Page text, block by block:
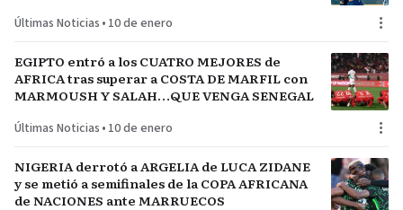
Últimas Noticias • 10 de enero
EGIPTO entró a los CUATRO MEJORES de
AFRICA tras superar a COSTA DE MARFIL con
MARMOUSH Y SALAH…QUE VENGA SENEGAL
Últimas Noticias • 10 de enero
NIGERIA derrotó a ARGELIA de LUCA ZIDANE
y se metió a semifinales de la COPA AFRICANA
de NACIONES ante MARRUECOS